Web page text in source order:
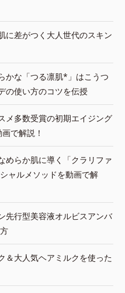
に差がつく大人世代のスキン
かな「つる凛肌*」はこうつ
の使い方のコツを伝授
メ多数受賞の初期エイジング
で解説！
めらか肌に導く「クラリファ
ャルメソッドを動画で解
先行型美容液オルビスアンバ
＆大人気ヘアミルクを使った